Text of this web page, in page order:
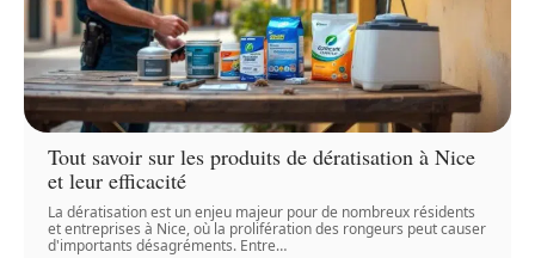
Tout savoir sur les produits de dératisation à Nice
et leur efficacité
La dératisation est un enjeu majeur pour de nombreux résidents
et entreprises à Nice, où la prolifération des rongeurs peut causer
d'importants désagréments. Entre…